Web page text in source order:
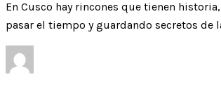
En Cusco hay rincones que tienen
pasar el tiempo y guardando secretos de